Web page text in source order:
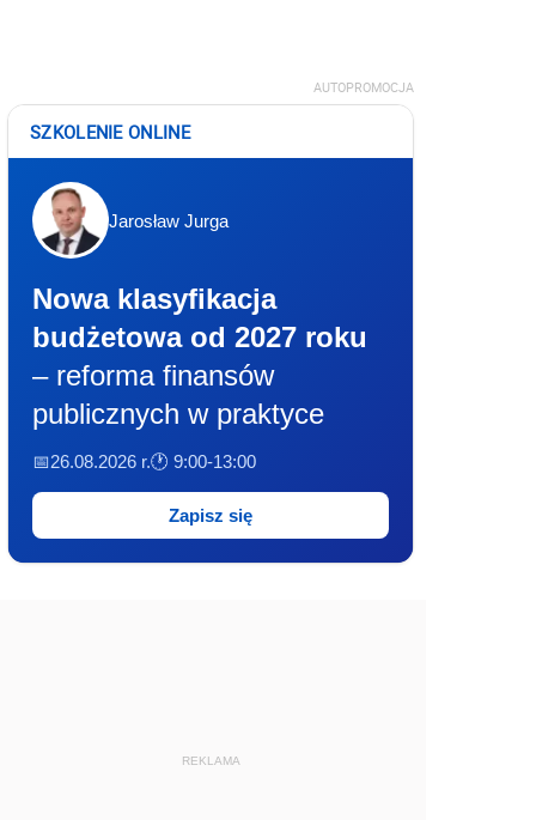
AUTOPROMOCJA
SZKOLENIE ONLINE
Jarosław Jurga
Nowa klasyfikacja
budżetowa od 2027 roku
– reforma finansów
publicznych w praktyce
📅26.08.2026 r.🕐 9:00-13:00
Zapisz się
REKLAMA